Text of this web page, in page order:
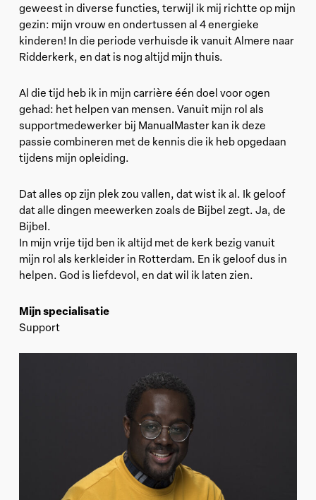
geweest in diverse functies, terwijl ik mij richtte op mijn
gezin: mijn vrouw en ondertussen al 4 energieke
kinderen! In die periode verhuisde ik vanuit Almere naar
Ridderkerk, en dat is nog altijd mijn thuis.
Al die tijd heb ik in mijn carrière één doel voor ogen
gehad: het helpen van mensen. Vanuit mijn rol als
supportmedewerker bij ManualMaster kan ik deze
passie combineren met de kennis die ik heb opgedaan
tijdens mijn opleiding.
Dat alles op zijn plek zou vallen, dat wist ik al. Ik geloof
dat alle dingen meewerken zoals de Bijbel zegt. Ja, de
Bijbel.
In mijn vrije tijd ben ik altijd met de kerk bezig vanuit
mijn rol als kerkleider in Rotterdam. En ik geloof dus in
helpen. God is liefdevol, en dat wil ik laten zien.
Mijn specialisatie
Support